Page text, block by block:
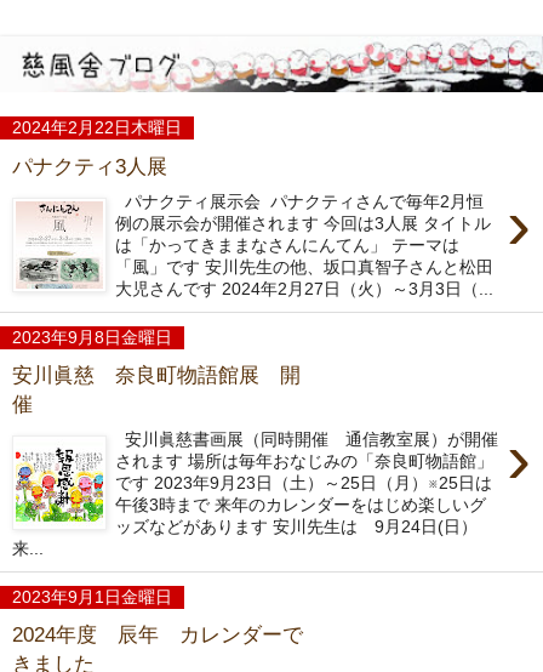
2024年2月22日木曜日
パナクティ3人展
›
パナクティ展示会 パナクティさんで毎年2月恒
例の展示会が開催されます 今回は3人展 タイトル
は「かってきままなさんにんてん」 テーマは
「風」です 安川先生の他、坂口真智子さんと松田
大児さんです 2024年2月27日（火）～3月3日（...
2023年9月8日金曜日
安川眞慈 奈良町物語館展 開
催
›
安川眞慈書画展（同時開催 通信教室展）が開催
されます 場所は毎年おなじみの「奈良町物語館」
です 2023年9月23日（土）～25日（月）※25日は
午後3時まで 来年のカレンダーをはじめ楽しいグ
ッズなどがあります 安川先生は 9月24日(日）
来...
2023年9月1日金曜日
2024年度 辰年 カレンダーで
きました